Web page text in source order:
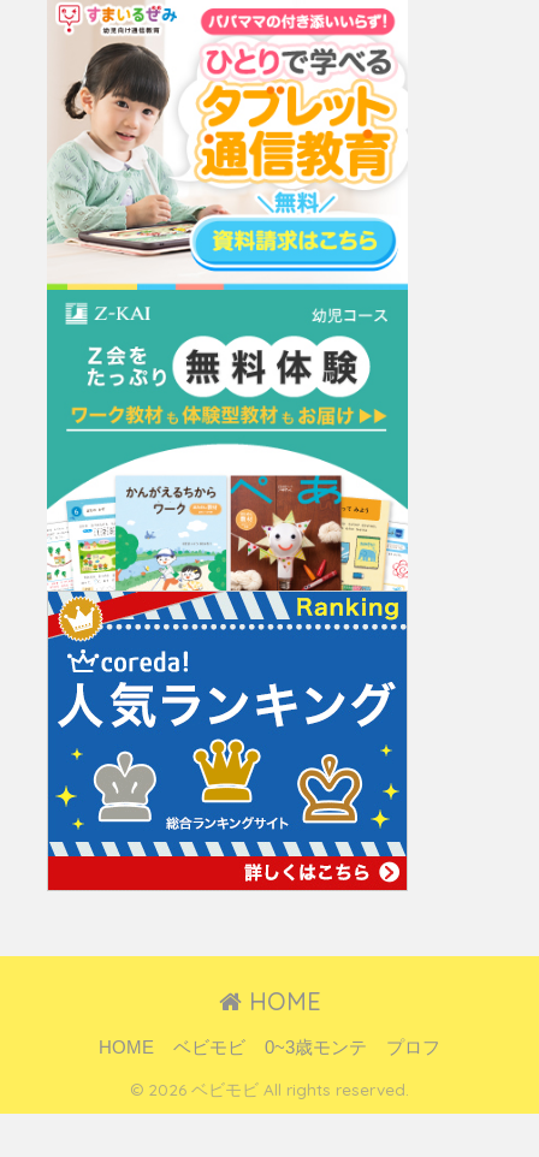
HOME
HOME ベビモビ 0~3歳モンテ プロフ
© 2026 ベビモビ All rights reserved.